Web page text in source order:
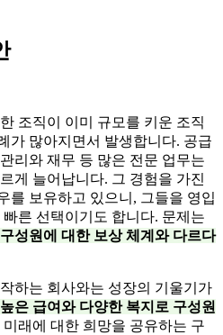
조직이 이미 규모를 키운 조직
가 많아지면서 발생합니다. 공급
리와 재무 등 많은 전문 업무는
게 늘어납니다. 그 경험을 가진
를 보유하고 있으니, 그들을 영입
른 선택이기도 합니다. 문제는
성원에 대한 보상 체계와 다르다
하는 회사와는 성장의 기울기가
높은 급여와 다양한 복지로 구성원
래에 대한 희망을 공유하는 구